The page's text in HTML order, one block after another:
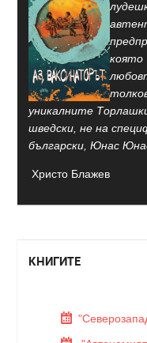
която
уникалните
шведски, не на
български, Юнас
Христо Блажев
КНИГИТЕ